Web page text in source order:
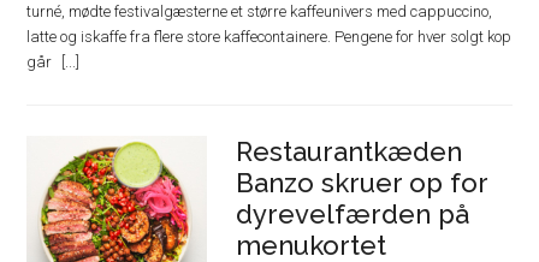
turné, mødte festivalgæsterne et større kaffeunivers med cappuccino,
latte og iskaffe fra flere store kaffecontainere. Pengene for hver solgt kop
går
Restaurantkæden
Banzo skruer op for
dyrevelfærden på
menukortet